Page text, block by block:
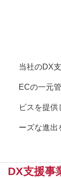
当社のDX
ECの一元
ビスを提
ーズな進出
DX支援事